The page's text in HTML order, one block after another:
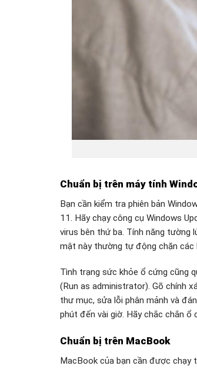
Chuẩn bị trên máy tính
Bạn cần kiểm tra phiên bản
11. Hãy chạy công cụ Windows
virus bên thứ ba. Tính năng tường
mật này thường tự động chặn các
Tình trạng sức khỏe ổ cứng cũng
(Run as administrator). Gõ chính
thư mục, sửa lỗi phân mảnh và
phút đến vài giờ. Hãy chắc chắn
Chuẩn bị trên MacBook
MacBook của bạn cần được chạy